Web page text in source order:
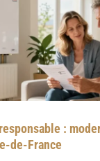
:
de-France